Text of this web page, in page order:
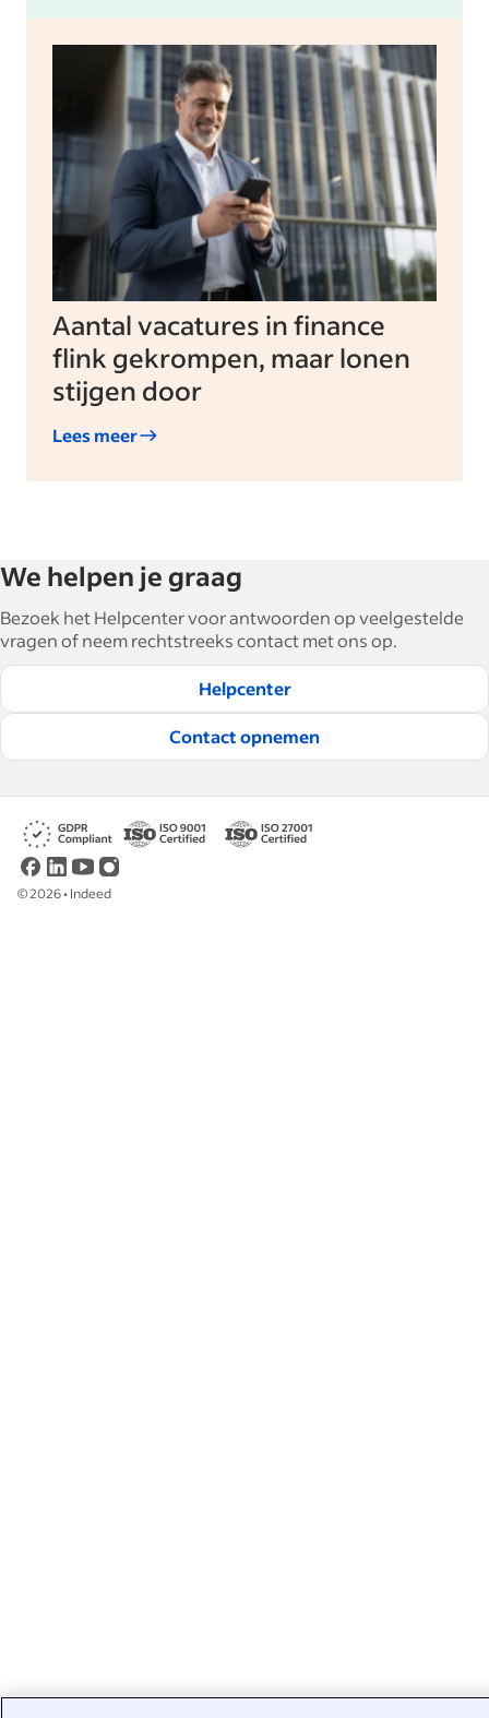
Aantal vacatures in finance
flink gekrompen, maar lonen
stijgen door
Lees meer
We helpen je graag
Bezoek het Helpcenter voor antwoorden op veelgestelde
vragen of neem rechtstreeks contact met ons op.
Helpcenter
Contact opnemen
©2026• Indeed